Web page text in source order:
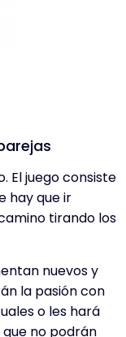
El juego consiste
hay que ir
tirando los
nuevos y
la pasión con
o les hará
no podrán